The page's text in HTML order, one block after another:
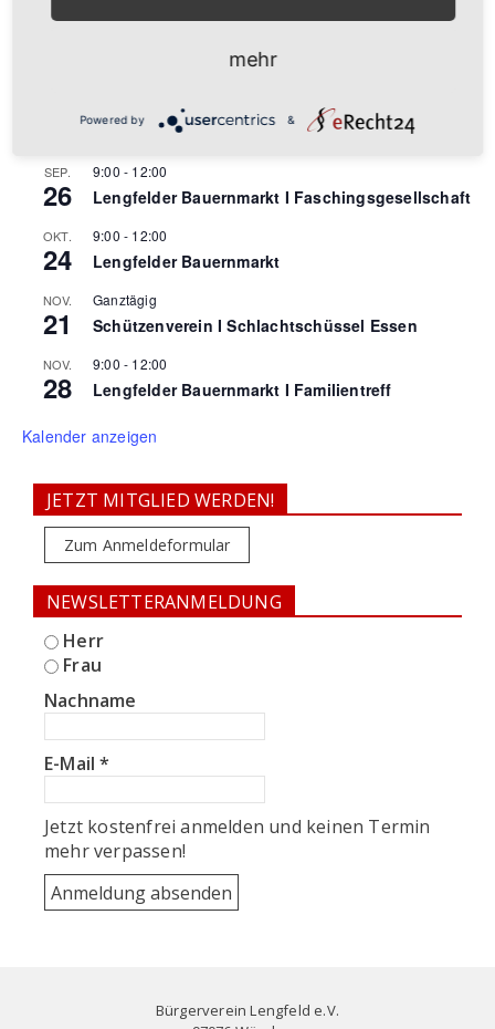
AUG. 16:00
Deutsche Schnellschachamateurmeisterschaften
SEP.
26
9:00 - 12:00
Lengfelder Bauernmarkt I Faschingsgesellschaft
OKT.
24
9:00 - 12:00
Lengfelder Bauernmarkt
NOV.
21
Ganztägig
Schützenverein I Schlachtschüssel Essen
NOV.
28
9:00 - 12:00
Lengfelder Bauernmarkt I Familientreff
Kalender anzeigen
JETZT MITGLIED WERDEN!
Zum Anmeldeformular
NEWSLETTERANMELDUNG
Herr
Frau
Nachname
E-Mail*
Jetzt kostenfrei anmelden und keinen Termin
mehr verpassen!
Bürgerverein Lengfeld e.V.
mehr
Powered by &